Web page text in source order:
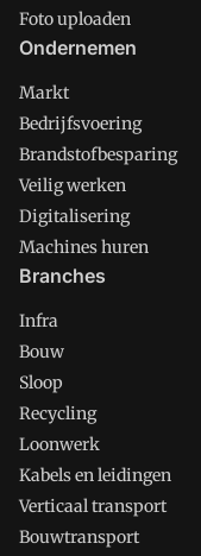
Foto uploaden
Ondernemen
Markt
Bedrijfsvoering
Brandstofbesparing
Veilig werken
Digitalisering
Machines huren
Branches
Infra
Bouw
Sloop
Recycling
Loonwerk
Kabels en leidingen
Verticaal transport
Bouwtransport